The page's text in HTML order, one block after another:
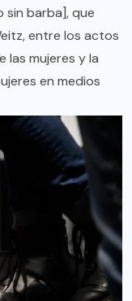
sin barba], que
entre los actos
las mujeres y la
en medios